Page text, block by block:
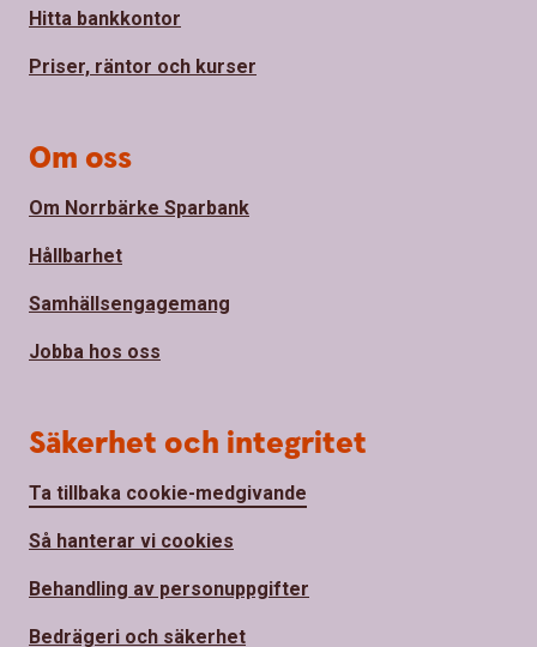
Hitta bankkontor
Priser, räntor och kurser
Om oss
Om Norrbärke Sparbank
Hållbarhet
Samhällsengagemang
Jobba hos oss
Säkerhet och integritet
Ta tillbaka cookie-medgivande
Så hanterar vi cookies
Behandling av personuppgifter
Bedrägeri och säkerhet